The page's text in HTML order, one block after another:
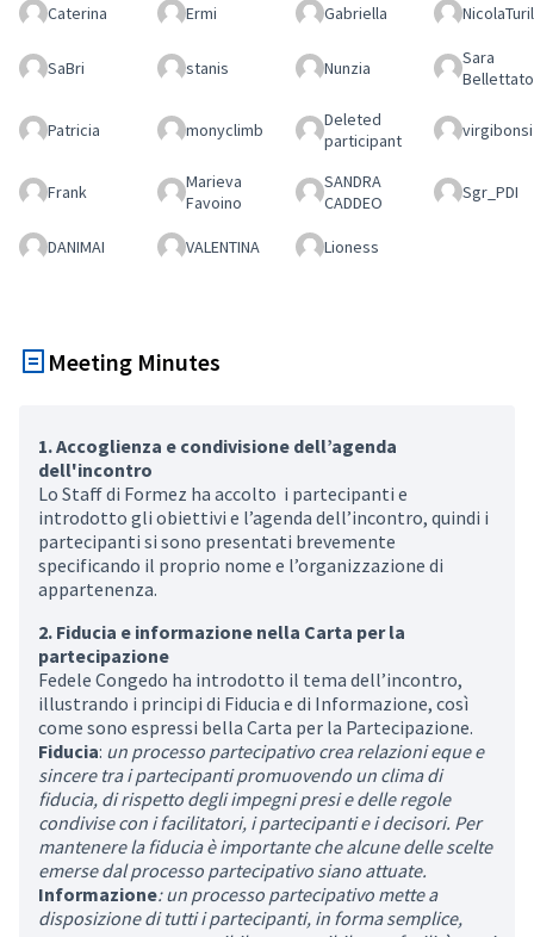
Caterina Ermi Gabriella
SaBri stanis Nunzia
Sara
Bellettato
Patricia monyclimb
Deleted
participant
virgibonsi
Frank
Marieva
Favoino
SANDRA
CADDEO
Sgr_PDI
DANIMAI VALENTINA Lioness
Meeting Minutes
1. Accoglienza e condivisione dell’agenda
dell'incontro
Lo Staff di Formez ha accolto i partecipanti e
introdotto gli obiettivi e l’agenda dell’incontro, quindi i
partecipanti si sono presentati brevemente
specificando il proprio nome e l’organizzazione di
appartenenza.
2. Fiducia e informazione nella Carta per la
partecipazione
Fedele Congedo ha introdotto il tema dell’incontro,
illustrando i principi di Fiducia e di Informazione, così
come sono espressi bella Carta per la Partecipazione.
Fiducia: un processo partecipativo crea relazioni eque e
sincere tra i partecipanti promuovendo un clima di
fiducia, di rispetto degli impegni presi e delle regole
condivise con i facilitatori, i partecipanti e i decisori. Per
mantenere la fiducia è importante che alcune delle scelte
emerse dal processo partecipativo siano attuate.
Informazione: un processo partecipativo mette a
disposizione di tutti i partecipanti, in forma semplice,